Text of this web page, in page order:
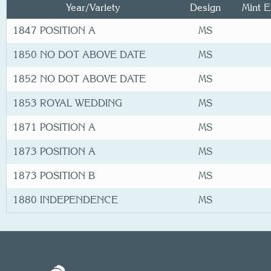
Year/Variety Design
Mint
1847 POSITION A
MS
1850 NO DOT ABOVE DATE MS
1852 NO DOT ABOVE DATE MS
1853 ROYAL WEDDING MS
1871 POSITION A MS
1873 POSITION A MS
1873 POSITION B MS
1880 INDEPENDENCE MS